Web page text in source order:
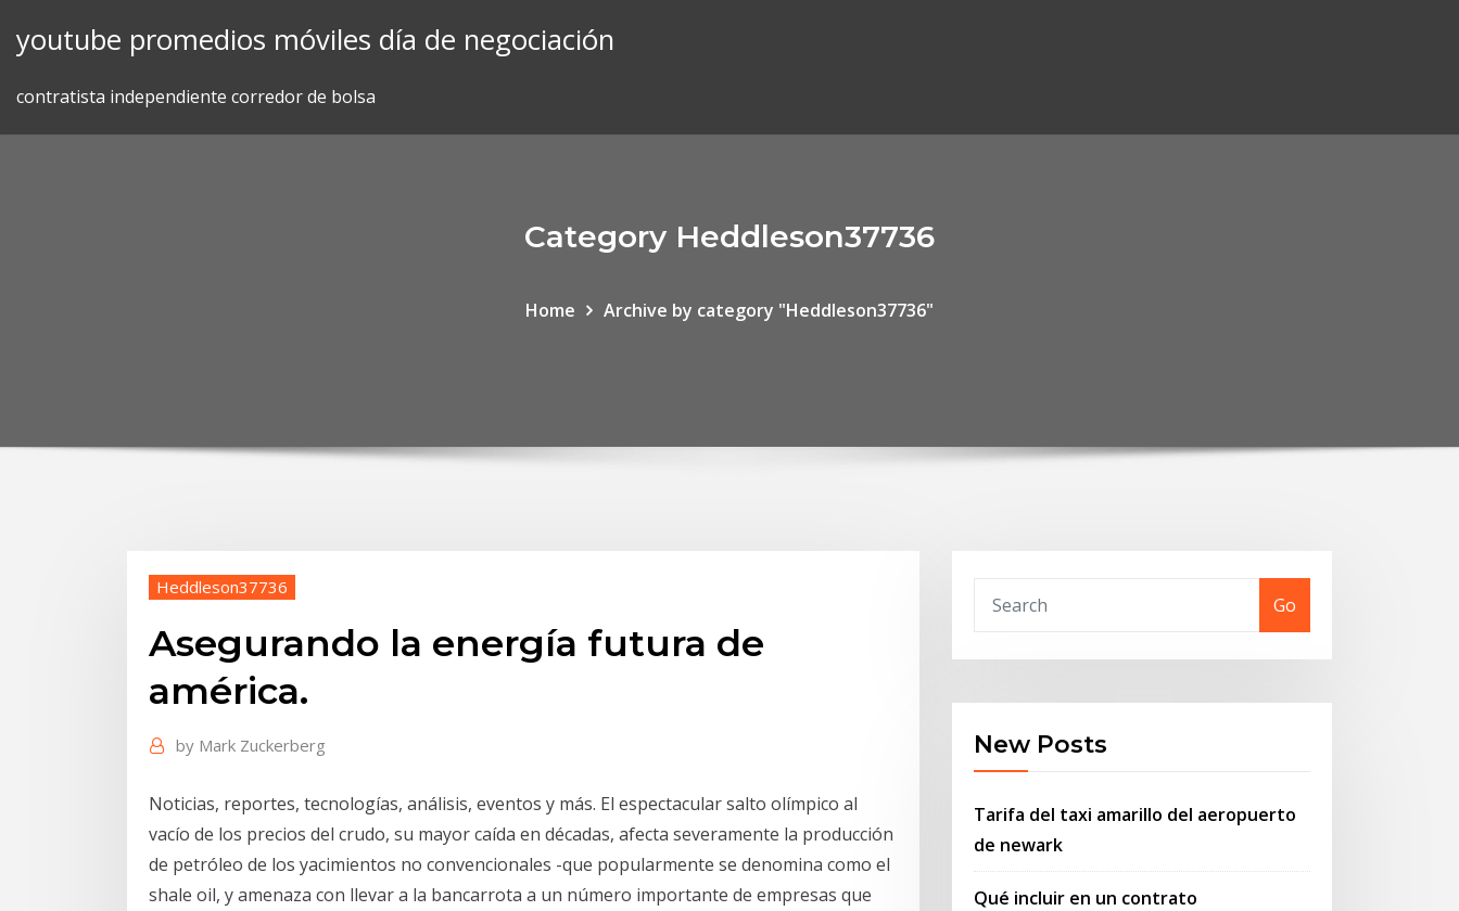
youtube promedios móviles día de negociación
contratista independiente corredor de bolsa
Category Heddleson37736
Home Archive by category "Heddleson37736"
Heddleson37736
Asegurando la energía futura de
américa.
by Mark Zuckerberg
Noticias, reportes, tecnologías, análisis, eventos y más. El espectacular salto olímpico al
vacío de los precios del crudo, su mayor caída en décadas, afecta severamente la producción
de petróleo de los yacimientos no convencionales -que popularmente se denomina como el
shale oil, y amenaza con llevar a la bancarrota a un número importante de empresas que
Go
New Posts
Tarifa del taxi amarillo del aeropuerto
de newark
Qué incluir en un contrato